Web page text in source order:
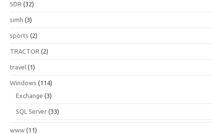
SDR (32)
simh (3)
sports (2)
TRACTOR (2)
travel (1)
Windows (114)
Exchange (3)
SQL Server (33)
www (11)